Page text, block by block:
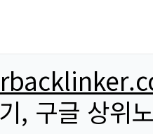
, 구글 상위